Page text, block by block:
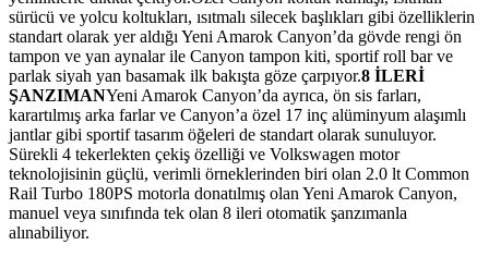
sürücü ve yolcu koltukları, ısıtmalı silecek başlıkları gibi özelliklerin
standart olarak yer aldığı Yeni Amarok Canyon’da gövde rengi ön
tampon ve yan aynalar ile Canyon tampon kiti, sportif roll bar ve
parlak siyah yan basamak ilk bakışta göze çarpıyor.8 İLERİ
ŞANZIMANYeni Amarok Canyon’da ayrıca, ön sis farları,
karartılmış arka farlar ve Canyon’a özel 17 inç alüminyum alaşımlı
jantlar gibi sportif tasarım öğeleri de standart olarak sunuluyor.
Sürekli 4 tekerlekten çekiş özelliği ve Volkswagen motor
teknolojisinin güçlü, verimli örneklerinden biri olan 2.0 lt Common
Rail Turbo 180PS motorla donatılmış olan Yeni Amarok Canyon,
manuel veya sınıfında tek olan 8 ileri otomatik şanzımanla
alınabiliyor.